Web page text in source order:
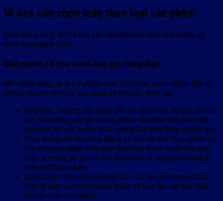
Vì sao cần chọn máy theo loại sản phẩm
Dưới đây là ba lý do mà bạn nên cân nhắc khi chọn máy màng co
theo từng ngành hàng:
Mỗi ngành có yêu cầu đóng gói riêng biệt
Mỗi ngành hàng, dù là mỹ phẩm, thực phẩm hay dược phẩm, đều có
những đặc thù riêng về sản phẩm và yêu cầu đóng gói.
Mỹ phẩm: Thường chú trọng đến tính thẩm mỹ, độ sắc nét của
bao bì để nâng cao giá trị sản phẩm. Máy bọc cần đảm bảo
màng co ôm sát, không nhăn, không làm biến dạng vỏ hộp gốc.
Thực phẩm: Ưu tiên hàng đầu là vệ sinh an toàn thực phẩm và
khả năng bảo quản. Máy phải đảm bảo độ kín tuyệt đối, ngăn
chặn vi khuẩn, độ ẩm và oxy, đồng thời sử dụng loại màng an
toàn cho thực phẩm.
Dược phẩm: Yêu cầu độ chính xác cao, tính vô trùng và bảo
mật để đảm bảo chất lượng thuốc và tuân thủ các quy định
nghiêm ngặt của ngành.